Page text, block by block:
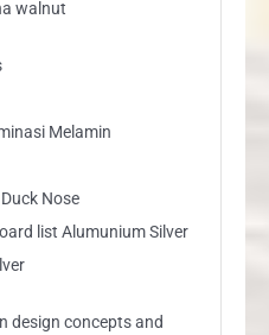
walnut
Melamin
Nose
list Alumunium Silver
design concepts and